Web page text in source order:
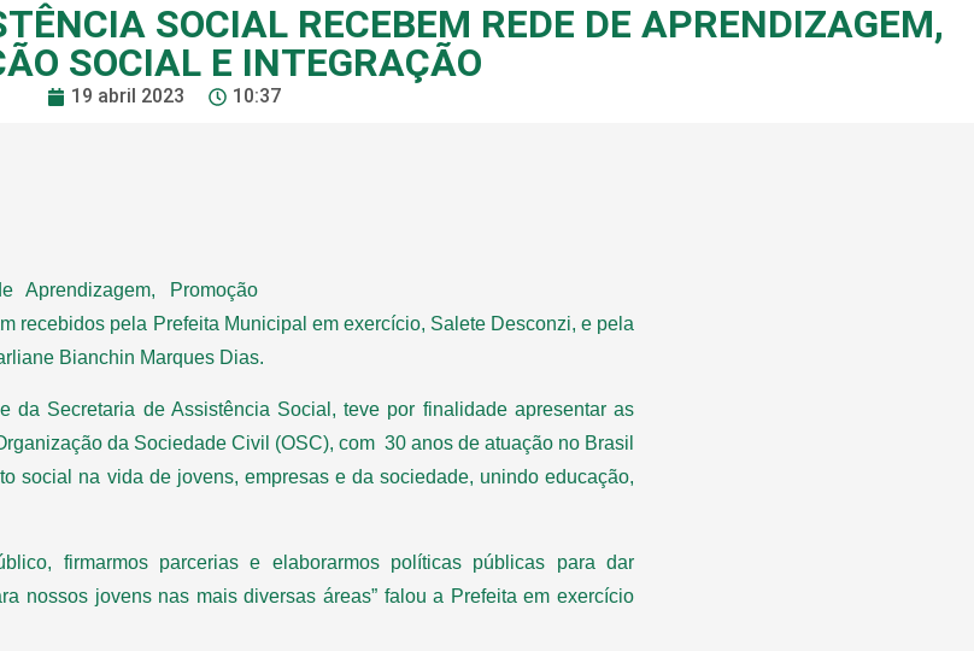
SOCIAL RECEBEM REDE DE APRENDIZAGEM,
SOCIAL E INTEGRAÇÃO
19 abril 2023 10:37
Aprendizagem, Promoção
recebidos pela Prefeita Municipal em exercício, Salete Desconzi, e pela
Bianchin Marques Dias.
da Secretaria de Assistência Social, teve por finalidade apresentar as
da Sociedade Civil (OSC), com 30 anos de atuação no Brasil
social na vida de jovens, empresas e da sociedade, unindo educação,
firmarmos parcerias e elaborarmos políticas públicas para dar
nossos jovens nas mais diversas áreas” falou a Prefeita em exercício